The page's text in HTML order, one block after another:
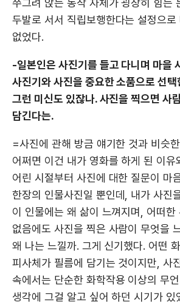
쭈그려 앉는 동작 자체가 굉장히 힘든
두발로 서서 직립보행한다는 설정으로
없었다.
-일본인은 사진기를 들고 다니며 마을
사진기와 사진을 중요한 소품으로 선택
그런 미신도 있잖나. 사진을 찍으면 사
담긴다는.
=사진에 관해 방금 얘기한 것과 비슷
어쩌면 이건 내가 영화를 하게 된 이유
어린 시절부터 사진에 대한 질문이 마
한장의 인물사진일 뿐인데, 내가 사진
이 인물에는 왜 삶이 느껴지며, 어떠한
없음에도 사진을 찍은 사람이 무엇을
왜 나는 느낄까. 그게 신기했다. 어떤
피사체가 필름에 담기는 것이지만, 사
속에서는 단순한 화학작용 이상의 무
생각에 그걸 알고 싶어 하던 시기가 있